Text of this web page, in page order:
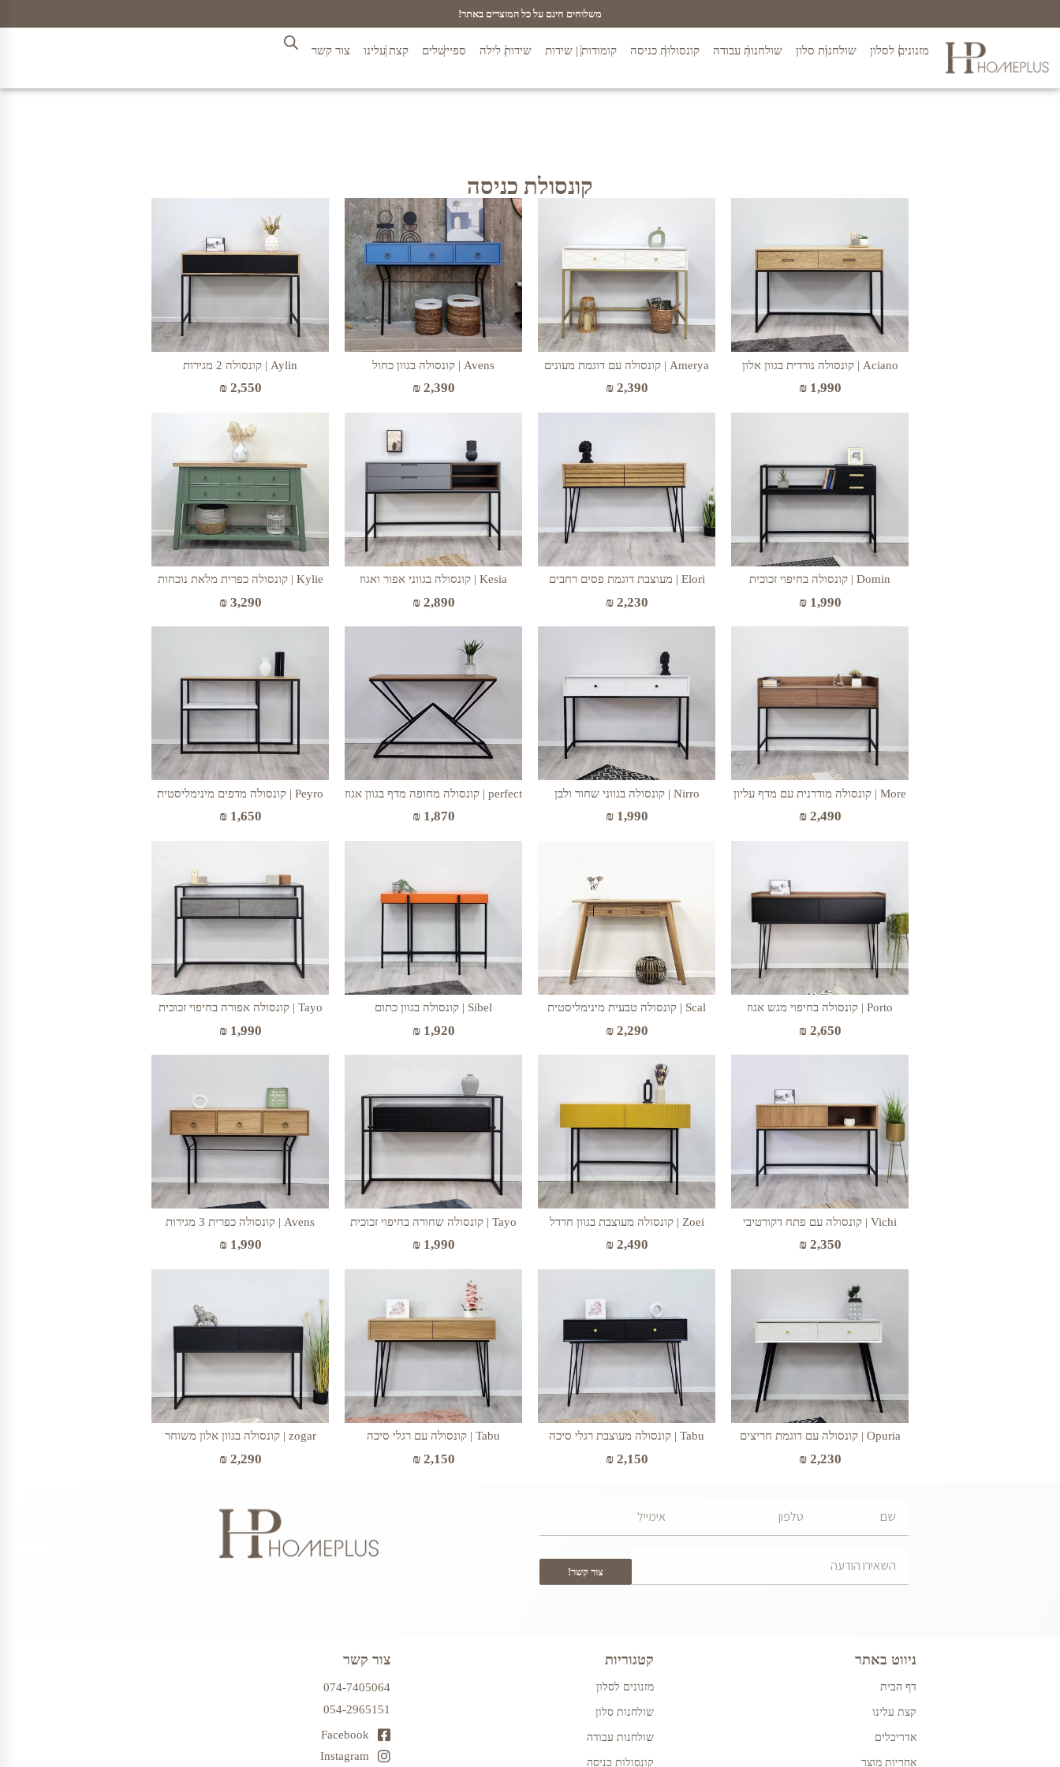
משלוחים חינם על כל המוצרים באתר!
מזנונים לסלון שולחנות סלון שולחנות עבודה קונסולות כניסה קומודות | שידות שידות לילה ספיישלים קצת עלינו צור קשר
קונסולת כניסה
Aciano | קונסולה נורדית בגוון אלון
₪1,990
Amerya | קונסולה עם דוגמת מעונים
₪2,390
Avens | קונסולה בגוון כחול
₪2,390
Aylin | קונסולה 2 מגירות
₪2,550
Domin | קונסולה בחיפוי זכוכית
₪1,990
Elori | מעוצבת דוגמת פסים רחבים
₪2,230
Kesia | קונסולה בגווני אפור ואגוז
₪2,890
Kylie | קונסולה כפרית מלאת נוכחות
₪3,290
More | קונסולה מודרנית עם מדף עליון
₪2,490
Nirro | קונסולה בגווני שחור ולבן
₪1,990
perfect | קונסולה מחופה מדף בגוון אגוז
₪1,870
Peyro | קונסולה מדפים מינימליסטית
₪1,650
Porto | קונסולה בחיפוי מגש אגוז
₪2,650
Scal | קונסולה טבעית מינימליסטית
₪2,290
Sibel | קונסולה בגוון כתום
₪1,920
Tayo | קונסולה אפורה בחיפוי זכוכית
₪1,990
Vichi | קונסולה עם פתח דקורטיבי
₪2,350
Zoei | קונסולה מעוצבת בגוון חרדל
₪2,490
Tayo | קונסולה שחורה בחיפוי זכוכית
₪1,990
Avens | קונסולה כפרית 3 מגירות
₪1,990
Opuria | קונסולה עם דוגמת חריצים
₪2,230
Tabu | קונסולה מעוצבת רגלי סיכה
₪2,150
Tabu | קונסולה עם רגלי סיכה
₪2,150
zogar | קונסולה בגוון אלון משוחר
₪2,290
צור קשר!
ניווט באתר
דף הבית
קצת עלינו
אדריכלים
אחריות מוצר
קטגוריות
מזנונים לסלון
שולחנות סלון
שולחנות עבודה
קונסולות כניסה
צור קשר
074-7405064
054-2965151
Facebook
Instagram